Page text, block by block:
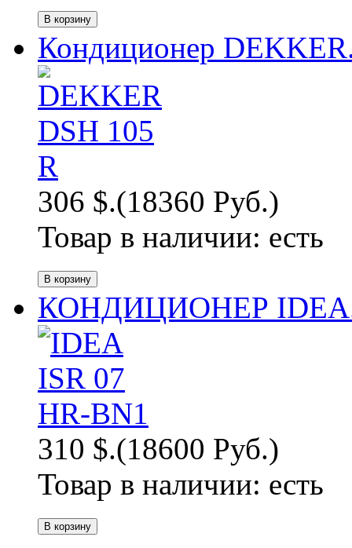
Кондиционер
306 $.(18360 Руб.)
Товар в наличии: есть
КОНДИЦИОНЕР
310 $.(18600 Руб.)
Товар в наличии: есть